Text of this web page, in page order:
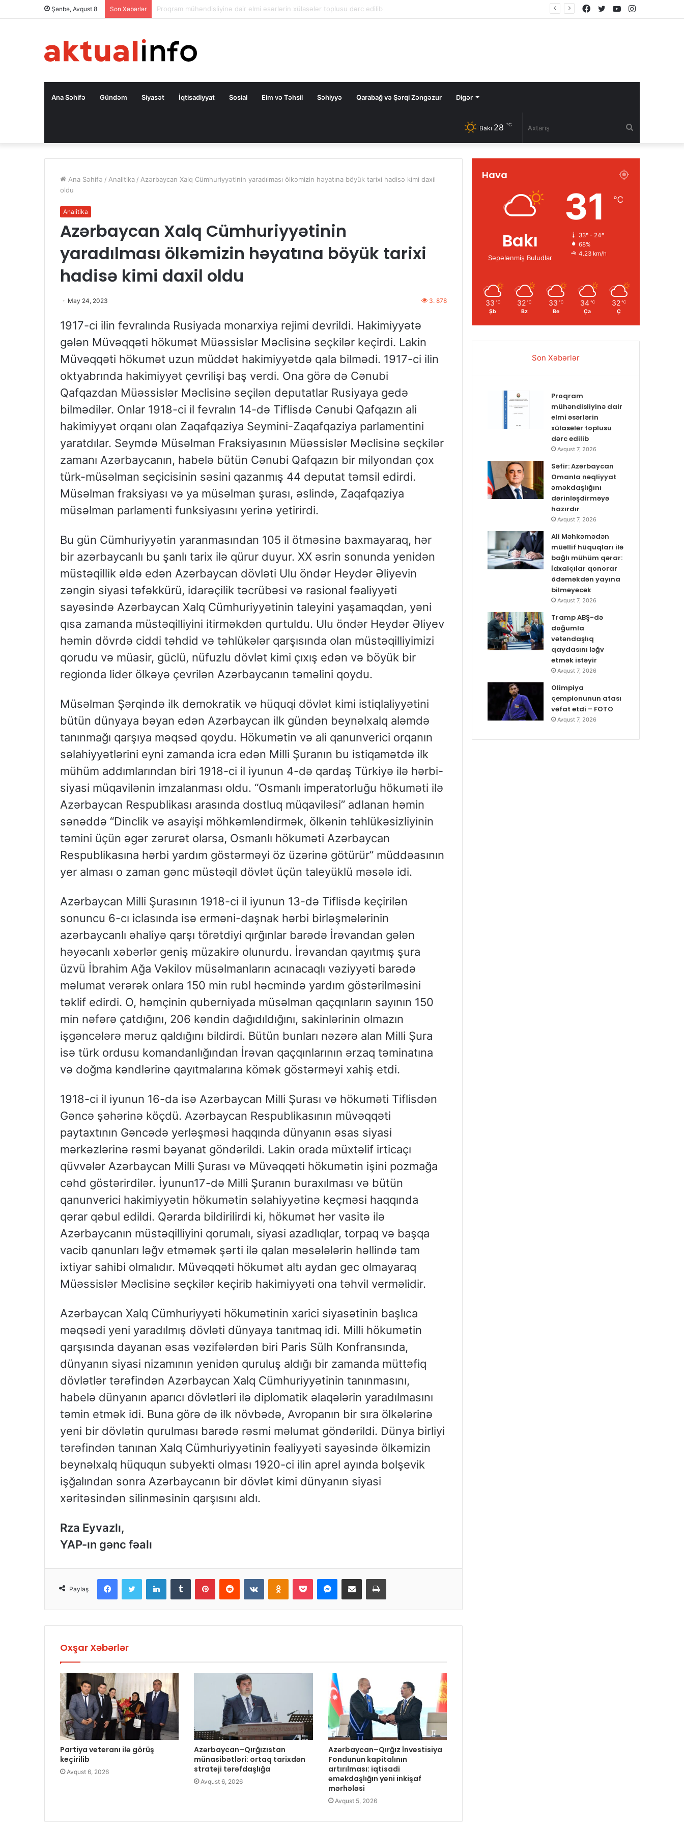
Şənbə, Avqust 8 Son Xəbərlər Səfir: Azərbaycan Omanla nəqliyyat əməkdaşlığını dərinləşdirməyə hazırdır Instagram
YouTube
Twitter
Facebook
Ana Səhifə Gündəm Siyasət İqtisadiyyat Sosial Elm və Təhsil Səhiyyə Qarabağ və Şərqi Zəngəzur Digər
Bakı 28 ℃
Ana Səhifə / Analitika / Azərbaycan Xalq Cümhuriyyətinin yaradılması ölkəmizin həyatına böyük tarixi hadisə kimi daxil
oldu
Analitika
Azərbaycan Xalq Cümhuriyyətinin
yaradılması ölkəmizin həyatına böyük tarixi
hadisə kimi daxil oldu
May 24, 2023 3. 878
1917-ci ilin fevralında Rusiyada monarxiya rejimi devrildi. Hakimiyyətə
gələn Müvəqqəti hökumət Müəssislər Məclisinə seçkilər keçirdi. Lakin
Müvəqqəti hökumət uzun müddət hakimiyyətdə qala bilmədi. 1917-ci ilin
oktyabrında hakimiyyət çevrilişi baş verdi. Ona görə də Cənubi
Qafqazdan Müəssislər Məclisinə seçilən deputatlar Rusiyaya gedə
bilmədilər. Onlar 1918-ci il fevralın 14-də Tiflisdə Cənubi Qafqazın ali
hakimiyyət orqanı olan Zaqafqaziya Seymini-Zaqafqaziya parlamentini
yaratdılar. Seymdə Müsəlman Fraksiyasının Müəssislər Məclisinə seçkilər
zamanı Azərbaycanın, habelə bütün Cənubi Qafqazın bir milyondan çox
türk-müsəlman seçicisinin səsini qazanmış 44 deputat təmsil edirdi.
Müsəlman fraksiyası və ya müsəlman şurası, əslində, Zaqafqaziya
müsəlman parlamenti funksiyasını yerinə yetirirdi.
Bu gün Cümhuriyyətin yaranmasından 105 il ötməsinə baxmayaraq, hər
bir azərbaycanlı bu şanlı tarix ilə qürur duyur. XX əsrin sonunda yenidən
müstəqillik əldə edən Azərbaycan dövləti Ulu öndər Heydər Əliyevin
zəngin siyasi təfəkkürü, idarəçilik təcrübəsi və rasional fəaliyyəti
sayəsində Azərbaycan Xalq Cümhuriyyətinin taleyini yaşamaqdan, yəni
qısa zamanda müstəqilliyini itirməkdən qurtuldu. Ulu öndər Heydər Əliyev
həmin dövrdə ciddi təhdid və təhlükələr qarşısında olan müstəqilliyimizi
qorudu və müasir, güclü, nüfuzlu dövlət kimi çıxış edən və böyük bir
regionda lider ölkəyə çevrilən Azərbaycanın təməlini qoydu.
Müsəlman Şərqində ilk demokratik və hüquqi dövlət kimi istiqlaliyyətini
bütün dünyaya bəyan edən Azərbaycan ilk gündən beynəlxalq aləmdə
tanınmağı qarşıya məqsəd qoydu. Hökumətin və ali qanunverici orqanın
səlahiyyətlərini eyni zamanda icra edən Milli Şuranın bu istiqamətdə ilk
mühüm addımlarından biri 1918-ci il iyunun 4-də qardaş Türkiyə ilə hərbi-
siyasi müqavilənin imzalanması oldu. “Osmanlı imperatorluğu hökuməti ilə
Azərbaycan Respublikası arasında dostluq müqaviləsi” adlanan həmin
sənəddə “Dinclik və asayişi möhkəmləndirmək, ölkənin təhlükəsizliyinin
təmini üçün əgər zərurət olarsa, Osmanlı hökuməti Azərbaycan
Respublikasına hərbi yardım göstərməyi öz üzərinə götürür” müddəasının
yer alması o zaman gənc müstəqil dövlət üçün taleyüklü məsələ idi.
Azərbaycan Milli Şurasının 1918-ci il iyunun 13-də Tiflisdə keçirilən
sonuncu 6-cı iclasında isə erməni-daşnak hərbi birləşmələrinin
azərbaycanlı əhaliyə qarşı törətdiyi qırğınlar barədə İrəvandan gələn
həyəcanlı xəbərlər geniş müzakirə olunurdu. İrəvandan qayıtmış şura
üzvü İbrahim Ağa Vəkilov müsəlmanların acınacaqlı vəziyyəti barədə
məlumat verərək onlara 150 min rubl həcmində yardım göstərilməsini
təklif edirdi. O, həmçinin quberniyada müsəlman qaçqınların sayının 150
min nəfərə çatdığını, 206 kəndin dağıdıldığını, sakinlərinin olmazın
işgəncələrə məruz qaldığını bildirdi. Bütün bunları nəzərə alan Milli Şura
isə türk ordusu komandanlığından İrəvan qaçqınlarının ərzaq təminatına
və doğma kəndlərinə qayıtmalarına kömək göstərməyi xahiş etdi.
1918-ci il iyunun 16-da isə Azərbaycan Milli Şurası və hökuməti Tiflisdən
Gəncə şəhərinə köçdü. Azərbaycan Respublikasının müvəqqəti
paytaxtının Gəncədə yerləşməsi haqqında dünyanın əsas siyasi
mərkəzlərinə rəsmi bəyanat göndərildi. Lakin orada müxtəlif irticaçı
qüvvələr Azərbaycan Milli Şurası və Müvəqqəti hökumətin işini pozmağa
cəhd göstərirdilər. İyunun17-də Milli Şuranın buraxılması və bütün
qanunverici hakimiyyətin hökumətin səlahiyyətinə keçməsi haqqında
qərar qəbul edildi. Qərarda bildirilirdi ki, hökumət hər vasitə ilə
Azərbaycanın müstəqilliyini qorumalı, siyasi azadlıqlar, torpaq və başqa
vacib qanunları ləğv etməmək şərti ilə qalan məsələlərin həllində tam
ixtiyar sahibi olmalıdır. Müvəqqəti hökumət altı aydan gec olmayaraq
Müəssislər Məclisinə seçkilər keçirib hakimiyyəti ona təhvil verməlidir.
Azərbaycan Xalq Cümhuriyyəti hökumətinin xarici siyasətinin başlıca
məqsədi yeni yaradılmış dövləti dünyaya tanıtmaq idi. Milli hökumətin
qarşısında dayanan əsas vəzifələrdən biri Paris Sülh Konfransında,
dünyanın siyasi nizamının yenidən quruluş aldığı bir zamanda müttəfiq
dövlətlər tərəfindən Azərbaycan Xalq Cümhuriyyətinin tanınmasını,
habelə dünyanın aparıcı dövlətləri ilə diplomatik əlaqələrin yaradılmasını
təmin etmək idi. Buna görə də ilk növbədə, Avropanın bir sıra ölkələrinə
yeni bir dövlətin qurulması barədə rəsmi məlumat göndərildi. Dünya birliyi
tərəfindən tanınan Xalq Cümhuriyyətinin fəaliyyəti sayəsində ölkəmizin
beynəlxalq hüququn subyekti olması 1920-ci ilin aprel ayında bolşevik
işğalından sonra Azərbaycanın bir dövlət kimi dünyanın siyasi
xəritəsindən silinməsinin qarşısını aldı.
Rza Eyvazlı,
YAP-ın gənc fəalı
Paylaş
FacebookTwitter LinkedInTumblr PinterestReddit VKontakteOdnoklassniki
Pocket Messenger
Email ilə paylaş Print
Oxşar Xəbərlər
Partiya veteranı ilə görüş
keçirilib
Avqust 6, 2026
Azərbaycan–Qırğızıstan
münasibətləri: ortaq tarixdən
strateji tərəfdaşlığa
Avqust 6, 2026
Azərbaycan–Qırğız İnvestisiya
Fondunun kapitalının
artırılması: iqtisadi
əməkdaşlığın yeni inkişaf
mərhələsi
Avqust 5, 2026
Hava
Bakı
Səpələnmiş Buludlar
31 ℃
33º - 24º
68%
4.23 km/h
33 ℃
Şb
32 ℃
Bz
33 ℃
Be
34 ℃
Ça
32 ℃
Ç
Son Xəbərlər
Proqram
mühəndisliyinə dair
elmi əsərlərin
xülasələr toplusu
dərc edilib
Avqust 7, 2026
Səfir: Azərbaycan
Omanla nəqliyyat
əməkdaşlığını
dərinləşdirməyə
hazırdır
Avqust 7, 2026
Ali Məhkəmədən
müəllif hüquqları ilə
bağlı mühüm qərar:
İdxalçılar qonorar
ödəməkdən yayına
bilməyəcək
Avqust 7, 2026
Tramp ABŞ-də
doğumla
vətəndaşlıq
qaydasını ləğv
etmək istəyir
Avqust 7, 2026
Olimpiya
çempionunun atası
vəfat etdi – FOTO
Avqust 7, 2026